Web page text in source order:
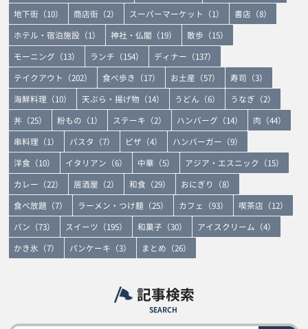
地下街（10）
商店街（2） スーパーマーケット（1）
書店（8）
ホテル・宿泊施設（1）
神社・仏閣（19）
散歩（15）
モーニング（13）
ランチ（154）
ディナー（137）
テイクアウト（202）
食べ歩き（17） お土産（57）
寿司（3）
海鮮料理（10）
天ぷら・揚げ物（14） うどん（6）
うなぎ（2）
丼（25）
粉もの（1） ステーキ（2） ハンバーグ（14）
肉（44）
串料理（1）
パスタ（7） ピザ（4）
ハンバーガー（9）
洋食（10）
イタリアン（6） 中華（5）
アジア・エスニック（15）
カレー（22）
居酒屋（2） 和食（29）
おにぎり（8）
食べ放題（7）
ラーメン・つけ麺（25） カフェ（93）
喫茶店（12）
パン（73）
スイーツ（195） 和菓子（30）
アイスクリーム（4）
かき氷（7）
パンケーキ（3） まとめ（26）
記事検索
SEARCH